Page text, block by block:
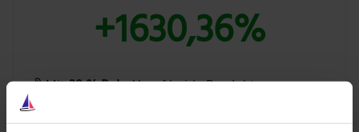
+1630,36%
💰 Mit39 % Rabattauf beide Produkte